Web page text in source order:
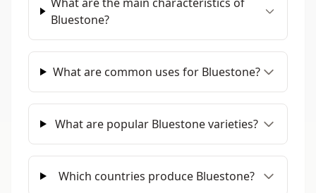
Bluestone?
What are common uses for Bluestone?
What are popular Bluestone varieties?
Which countries produce Bluestone?